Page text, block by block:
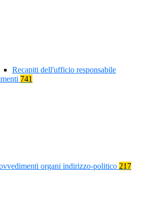
Recapiti dell'ufficio responsabile
741
organi indirizzo-politico 217